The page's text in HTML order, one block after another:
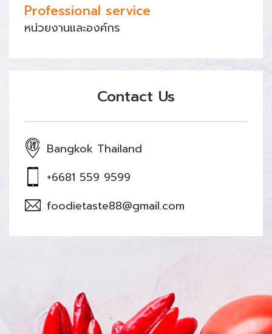
Professional service
หน่วยงานและองค์กร
Contact Us
Bangkok Thailand
+6681 559 9599
foodietaste88@gmail.com